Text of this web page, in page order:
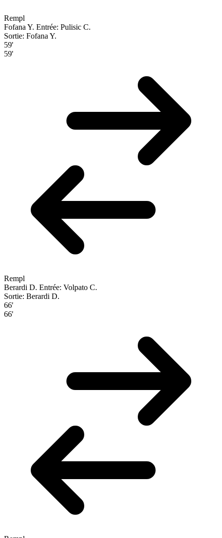
Rempl
Fofana Y. Entrée: Pulisic C.
Sortie: Fofana Y.
59'
59'
Rempl
Berardi D. Entrée: Volpato C.
Sortie: Berardi D.
66'
66'